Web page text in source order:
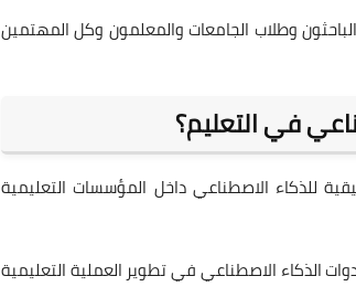
وطلاب الجامعات والمعلمون وكل المهتمين
في التعليم؟
للذكاء الاصطناعي داخل المؤسسات التعليمية
الذكاء الاصطناعي في تطوير العملية التعليمية